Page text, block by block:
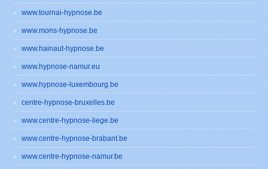
www.tournai-hypnose.be
www.mons-hypnose.be
www.hainaut-hypnose.be
www.hypnose-namur.eu
www.hypnose-luxembourg.be
centre-hypnose-bruxelles.be
www.centre-hypnose-liege.be
www.centre-hypnose-brabant.be
www.centre-hypnose-namur.be